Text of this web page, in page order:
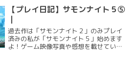
【プレイ日記】サモンナイト５⑤
｜
過去作は「サモンナイト２」のみプレイ
済みの私が「サモンナイト５」始めます
よ！ゲーム映像写真や感想を載せていま